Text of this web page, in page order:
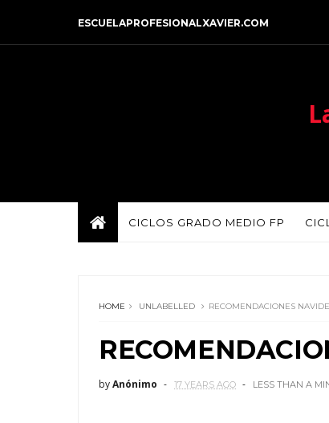
ESCUELAPROFESIONALXAVIER.COM
CICLOS GRADO MEDIO FP
HOME UNLABELLED RECOMENDACIONES
byAnónimo 17 YEARS AGO LESS THAN A